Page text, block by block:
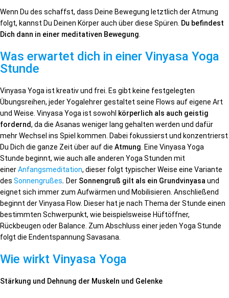
Wenn Du des schaffst, dass Deine Bewegung letztlich der Atmung
folgt, kannst Du Deinen Körper auch über diese Spüren. Du befindest
Dich dann in einer meditativen Bewegung.
Was erwartet dich in einer Vinyasa Yoga
Stunde
Vinyasa Yoga ist kreativ und frei. Es gibt keine festgelegten
Übungsreihen, jeder Yogalehrer gestaltet seine Flows auf eigene Art
und Weise. Vinyasa Yoga ist sowohl körperlich als auch geistig
fordernd, da die Asanas weniger lang gehalten werden und dafür
mehr Wechsel ins Spiel kommen. Dabei fokussierst und konzentrierst
Du Dich die ganze Zeit über auf die Atmung. Eine Vinyasa Yoga
Stunde beginnt, wie auch alle anderen Yoga Stunden mit
einerAnfangsmeditation, dieser folgt typischer Weise eine Variante
des Sonnengrußes. Der Sonnengruß gilt als ein Grundvinyasaund
eignet sich immer zum Aufwärmen und Mobilisieren. Anschließend
beginnt der Vinyasa Flow. Dieser hat je nach Thema der Stunde einen
bestimmten Schwerpunkt, wie beispielsweise Hüftöffner,
Rückbeugen oder Balance. Zum Abschluss einer jeden Yoga Stunde
folgt die Endentspannung Savasana.
Wie wirkt Vinyasa Yoga
Stärkung und Dehnung der Muskeln und Gelenke